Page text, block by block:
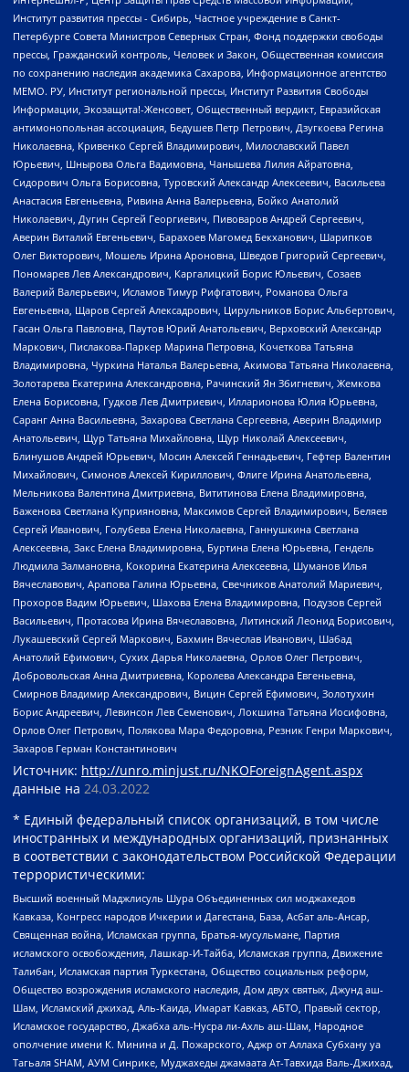
Институт развития прессы - Сибирь, Частное учреждение в Санкт-
Петербурге Совета Министров Северных Стран, Фонд поддержки свободы
прессы, Гражданский контроль, Человек и Закон, Общественная комиссия
по сохранению наследия академика Сахарова, Информационное агентство
МЕМО. РУ, Институт региональной прессы, Институт Развития Свободы
Информации, Экозащита!-Женсовет, Общественный вердикт, Евразийская
антимонопольная ассоциация, Бедушев Петр Петрович, Дзугкоева Регина
Николаевна, Кривенко Сергей Владимирович, Милославский Павел
Юрьевич, Шнырова Ольга Вадимовна, Чанышева Лилия Айратовна,
Сидорович Ольга Борисовна, Туровский Александр Алексеевич, Васильева
Анастасия Евгеньевна, Ривина Анна Валерьевна, Бойко Анатолий
Николаевич, Дугин Сергей Георгиевич, Пивоваров Андрей Сергеевич,
Аверин Виталий Евгеньевич, Барахоев Магомед Бекханович, Шарипков
Олег Викторович, Мошель Ирина Ароновна, Шведов Григорий Сергеевич,
Пономарев Лев Александрович, Каргалицкий Борис Юльевич, Созаев
Валерий Валерьевич, Исламов Тимур Рифгатович, Романова Ольга
Евгеньевна, Щаров Сергей Алексадрович, Цирульников Борис Альбертович,
Гасан Ольга Павловна, Паутов Юрий Анатольевич, Верховский Александр
Маркович, Пислакова-Паркер Марина Петровна, Кочеткова Татьяна
Владимировна, Чуркина Наталья Валерьевна, Акимова Татьяна Николаевна,
Золотарева Екатерина Александровна, Рачинский Ян Збигневич, Жемкова
Елена Борисовна, Гудков Лев Дмитриевич, Илларионова Юлия Юрьевна,
Саранг Анна Васильевна, Захарова Светлана Сергеевна, Аверин Владимир
Анатольевич, Щур Татьяна Михайловна, Щур Николай Алексеевич,
Блинушов Андрей Юрьевич, Мосин Алексей Геннадьевич, Гефтер Валентин
Михайлович, Симонов Алексей Кириллович, Флиге Ирина Анатольевна,
Мельникова Валентина Дмитриевна, Вититинова Елена Владимировна,
Баженова Светлана Куприяновна, Максимов Сергей Владимирович, Беляев
Сергей Иванович, Голубева Елена Николаевна, Ганнушкина Светлана
Алексеевна, Закс Елена Владимировна, Буртина Елена Юрьевна, Гендель
Людмила Залмановна, Кокорина Екатерина Алексеевна, Шуманов Илья
Вячеславович, Арапова Галина Юрьевна, Свечников Анатолий Мариевич,
Прохоров Вадим Юрьевич, Шахова Елена Владимировна, Подузов Сергей
Васильевич, Протасова Ирина Вячеславовна, Литинский Леонид Борисович,
Лукашевский Сергей Маркович, Бахмин Вячеслав Иванович, Шабад
Анатолий Ефимович, Сухих Дарья Николаевна, Орлов Олег Петрович,
Добровольская Анна Дмитриевна, Королева Александра Евгеньевна,
Смирнов Владимир Александрович, Вицин Сергей Ефимович, Золотухин
Борис Андреевич, Левинсон Лев Семенович, Локшина Татьяна Иосифовна,
Орлов Олег Петрович, Полякова Мара Федоровна, Резник Генри Маркович,
Захаров Герман Константинович
Источник: http://unro.minjust.ru/NKOForeignAgent.aspx
данные на 24.03.2022
* Единый федеральный список организаций, в том числе
иностранных и международных организаций, признанных
в соответствии с законодательством Российской Федерации
террористическими:
Высший военный Маджлисуль Шура Объединенных сил моджахедов
Кавказа, Конгресс народов Ичкерии и Дагестана, База, Асбат аль-Ансар,
Священная война, Исламская группа, Братья-мусульмане, Партия
исламского освобождения, Лашкар-И-Тайба, Исламская группа, Движение
Талибан, Исламская партия Туркестана, Общество социальных реформ,
Общество возрождения исламского наследия, Дом двух святых, Джунд аш-
Шам, Исламский джихад, Аль-Каида, Имарат Кавказ, АБТО, Правый сектор,
Исламское государство, Джабха аль-Нусра ли-Ахль аш-Шам, Народное
ополчение имени К. Минина и Д. Пожарского, Аджр от Аллаха Субхану уа
Тагьаля SHAM, АУМ Синрике, Муджахеды джамаата Ат-Тавхида Валь-Джихад,